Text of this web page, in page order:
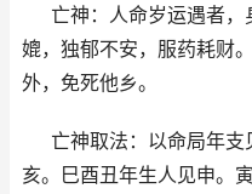
亡神：人命岁运遇者
媲，独郁不安，服药耗财
外，免死他乡。
亡神取法：以命局年
亥。巳酉丑年生人见申。